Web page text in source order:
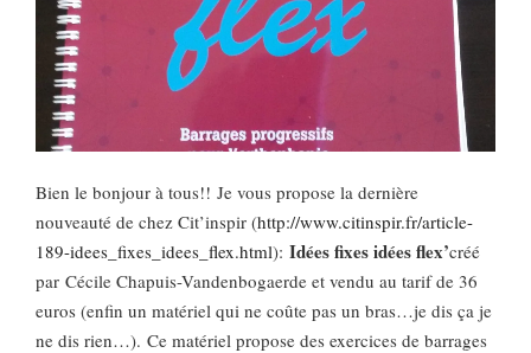
Bien le bonjour à tous!! Je vous propose la dernière
nouveauté de chez Cit’inspir (http://www.citinspir.fr/article-
189-idees_fixes_idees_flex.html): Idées fixes idées flex’créé
par Cécile Chapuis-Vandenbogaerde et vendu au tarif de 36
euros (enfin un matériel qui ne coûte pas un bras…je dis ça je
ne dis rien…). Ce matériel propose des exercices de barrages